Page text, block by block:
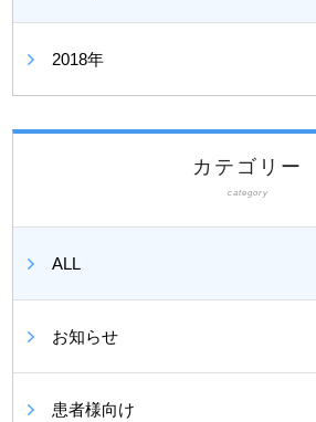
2018年
カテゴリー
category
ALL
お知らせ
患者様向け